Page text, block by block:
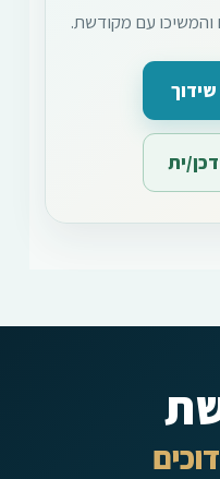
עם מקודשת.
ית